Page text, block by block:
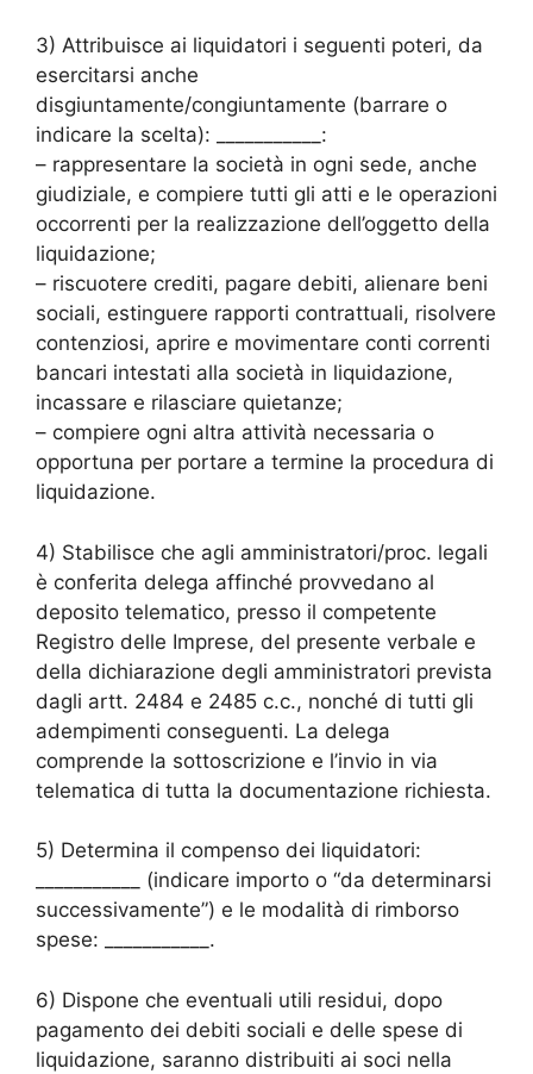
3) Attribuisce ai liquidatori i seguenti poteri, da
esercitarsi anche
disgiuntamente/congiuntamente (barrare o
indicare la scelta): ___________:
– rappresentare la società in ogni sede, anche
giudiziale, e compiere tutti gli atti e le operazioni
occorrenti per la realizzazione dell’oggetto della
liquidazione;
– riscuotere crediti, pagare debiti, alienare beni
sociali, estinguere rapporti contrattuali, risolvere
contenziosi, aprire e movimentare conti correnti
bancari intestati alla società in liquidazione,
incassare e rilasciare quietanze;
– compiere ogni altra attività necessaria o
opportuna per portare a termine la procedura di
liquidazione.
4) Stabilisce che agli amministratori/proc. legali
è conferita delega affinché provvedano al
deposito telematico, presso il competente
Registro delle Imprese, del presente verbale e
della dichiarazione degli amministratori prevista
dagli artt. 2484 e 2485 c.c., nonché di tutti gli
adempimenti conseguenti. La delega
comprende la sottoscrizione e l’invio in via
telematica di tutta la documentazione richiesta.
5) Determina il compenso dei liquidatori:
___________ (indicare importo o “da determinarsi
successivamente”) e le modalità di rimborso
spese: ___________.
6) Dispone che eventuali utili residui, dopo
pagamento dei debiti sociali e delle spese di
liquidazione, saranno distribuiti ai soci nella